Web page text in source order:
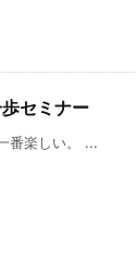
セミナー
番楽しい。 ...